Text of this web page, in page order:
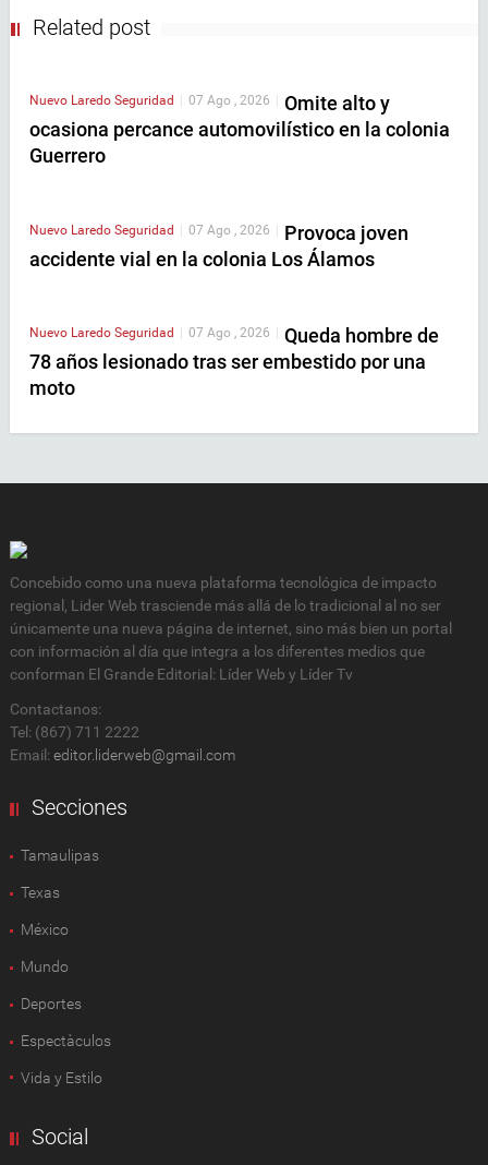
Related post
Nuevo Laredo Seguridad 07 Ago , 2026
Omite alto y
ocasiona percance automovilístico en la colonia
Guerrero
Nuevo Laredo Seguridad | 07 Ago , 2026 | Provoca joven
accidente vial en la colonia Los Álamos
Nuevo Laredo Seguridad 07 Ago , 2026
Queda hombre de
78 años lesionado tras ser embestido por una
moto
Concebido como una nueva plataforma tecnológica de impacto
regional, Lider Web trasciende más allá de lo tradicional al no ser
únicamente una nueva página de internet, sino más bien un portal
con información al día que integra a los diferentes medios que
conforman El Grande Editorial: Líder Web y Líder Tv
Contactanos:
Tel: (867) 711 2222
Email: editor.liderweb@gmail.com
Secciones
Tamaulipas
Texas
México
Mundo
Deportes
Espectàculos
Vida y Estilo
Social